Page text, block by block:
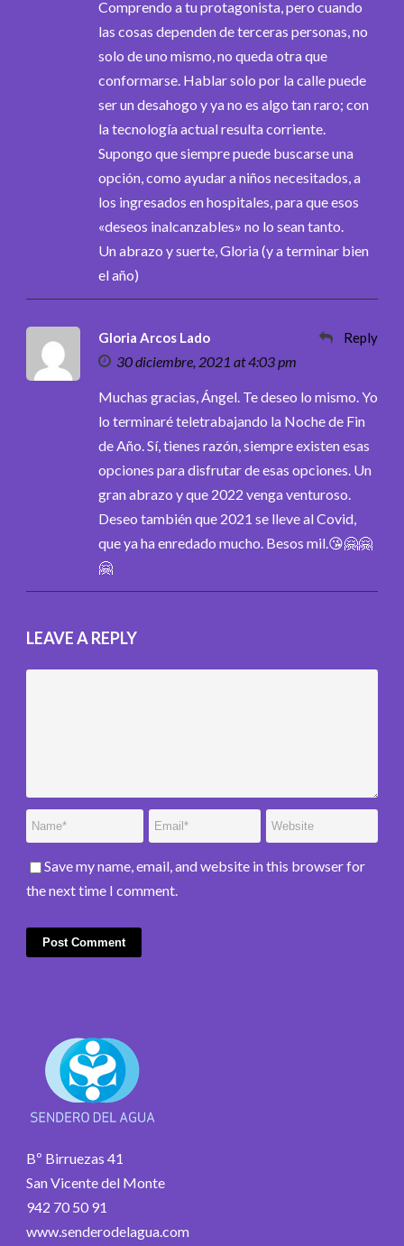
Comprendo a tu protagonista, pero cuando
las cosas dependen de terceras personas, no
solo de uno mismo, no queda otra que
conformarse. Hablar solo por la calle puede
ser un desahogo y ya no es algo tan raro; con
la tecnología actual resulta corriente.
Supongo que siempre puede buscarse una
opción, como ayudar a niños necesitados, a
los ingresados en hospitales, para que esos
«deseos inalcanzables» no lo sean tanto.
Un abrazo y suerte, Gloria (y a terminar bien
el año)
Gloria Arcos Lado
30 diciembre, 2021 at 4:03 pm
Reply
Muchas gracias, Ángel. Te deseo lo mismo. Yo
lo terminaré teletrabajando la Noche de Fin
de Año. Sí, tienes razón, siempre existen esas
opciones para disfrutar de esas opciones. Un
gran abrazo y que 2022 venga venturoso.
Deseo también que 2021 se lleve al Covid,
que ya ha enredado mucho. Besos mil.😘🤗🤗
🤗
LEAVE A REPLY
Save my name, email, and website in this browser for
the next time I comment.
Bº Birruezas 41
San Vicente del Monte
942 70 50 91
www.senderodelagua.com